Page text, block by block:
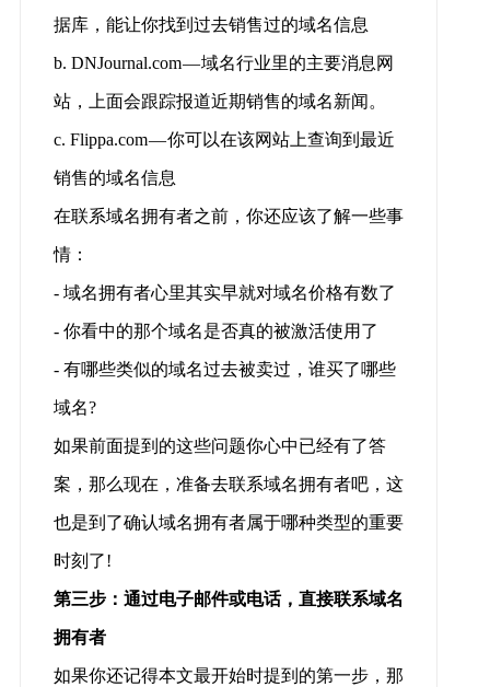
据库，能让你找到过去销售过的域名信息
b. DNJournal.com — 域名行业里的主要消息网
站，上面会跟踪报道近期销售的域名新闻。
c. Flippa.com — 你可以在该网站上查询到最近
销售的域名信息
在联系域名拥有者之前，你还应该了解一些事
情：
- 域名拥有者心里其实早就对域名价格有数了
- 你看中的那个域名是否真的被激活使用了
- 有哪些类似的域名过去被卖过，谁买了哪些
域名?
如果前面提到的这些问题你心中已经有了答
案，那么现在，准备去联系域名拥有者吧，这
也是到了确认域名拥有者属于哪种类型的重要
时刻了!
第三步：通过电子邮件或电话，直接联系域名
拥有者
如果你还记得本文最开始时提到的第一步，那